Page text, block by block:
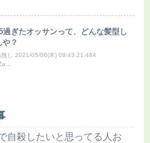
過ぎたオッサンって、どんな髪型し
？
無し 2021/05/06(木) 09:43:21.484
自殺したいと思ってる人お